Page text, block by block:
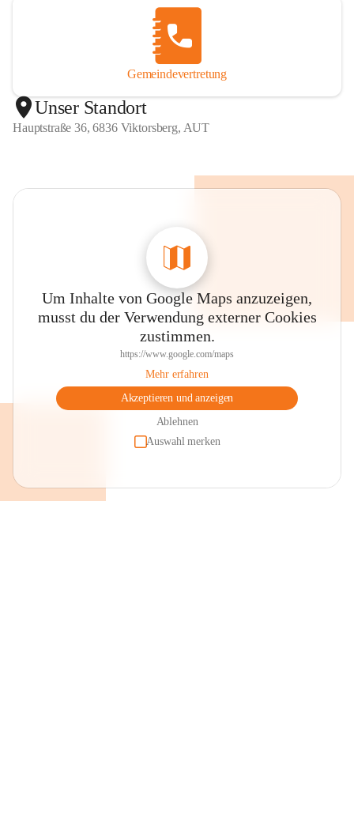
Gemeindevertretung
Unser Standort
Hauptstraße 36, 6836 Viktorsberg, AUT
Um Inhalte von Google Maps anzuzeigen,
musst du der Verwendung externer Cookies
zustimmen.
https://www.google.com/maps
Mehr erfahren
Akzeptieren und anzeigen
Ablehnen
Auswahl merken